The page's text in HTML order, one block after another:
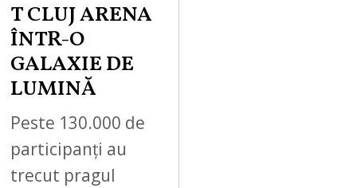
T CLUJ ARENA
ÎNTR-O
GALAXIE DE
LUMINĂ
Peste 130.000 de
participanți au
trecut pragul